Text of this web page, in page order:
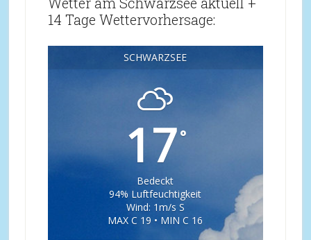
14 Tage Wettervorhersage:
SCHWARZSEE
17°
Bedeckt
94% Luftfeuchtigkeit
Wind: 1m/s S
MAX C 19 • MIN C 16